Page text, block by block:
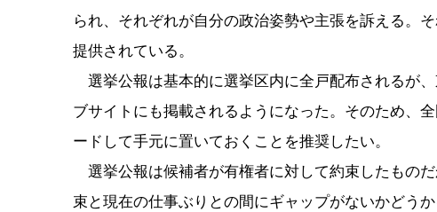
られ、それぞれが自分の政治姿勢や主張を訴える。
提供されている。
選挙公報は基本的に選挙区内に全戸配布されるが
ブサイトにも掲載されるようになった。そのため、
ードして手元に置いておくことを推奨したい。
選挙公報は候補者が有権者に対して約束したもの
束と現在の仕事ぶりとの間にギャップがないかどう